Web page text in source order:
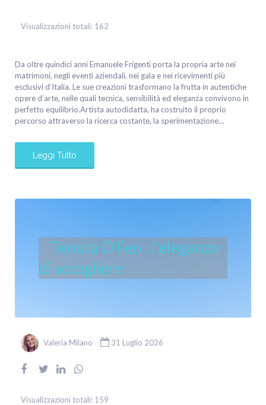
Visualizzazioni totali: 162
Da oltre quindici anni Emanuele Frigenti porta la propria arte nei
matrimoni, negli eventi aziendali, nei gala e nei ricevimenti più
esclusivi d’Italia. Le sue creazioni trasformano la frutta in autentiche
opere d’arte, nelle quali tecnica, sensibilità ed eleganza convivono in
perfetto equilibrio.Artista autodidatta, ha costruito il proprio
percorso attraverso la ricerca costante, la sperimentazione…
Leggi Tutto
Tenuta O’Feo : l’eleganza
di accogliere
Valeria Milano 31 Luglio 2026
Visualizzazioni totali: 159